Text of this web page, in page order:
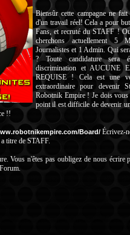
Biensûr cette campagne ne
d'un travail réel! Cela a pour
Fans, et recruté du STAFF !
cherchons actuellement 5
Journalistes et 1 Admin. Qui
? Toute candidature sera
discrimination et AUCUNE
REQUISE ! Cela est une
extraordinaire pour devenir
Robotnik Empire ! Je dois vous
point il est difficile de devenir
!!
Board/Écrivez-
titre de STAFF.
Vous n'êtes pas oubligez de nous écrire